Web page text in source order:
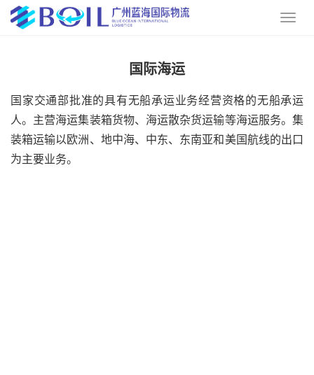
国际海运
国家交通部批准的具有无船承运业务经营资格的无船承运
人。主营海运集装箱货物、海运散杂货运输等海运服务。集
装箱运输以欧洲、地中海、中东、东南亚和美国航线的出口
为主要业务。